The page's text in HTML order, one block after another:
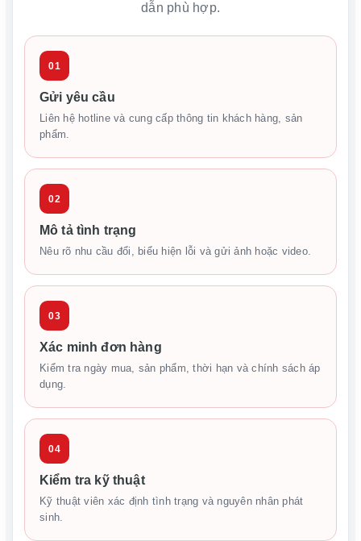
dẫn phù hợp.
01
Gửi yêu cầu
Liên hệ hotline và cung cấp thông tin khách hàng, sản
phẩm.
02
Mô tả tình trạng
Nêu rõ nhu cầu đổi, biểu hiện lỗi và gửi ảnh hoặc video.
03
Xác minh đơn hàng
Kiểm tra ngày mua, sản phẩm, thời hạn và chính sách áp
dụng.
04
Kiểm tra kỹ thuật
Kỹ thuật viên xác định tình trạng và nguyên nhân phát
sinh.